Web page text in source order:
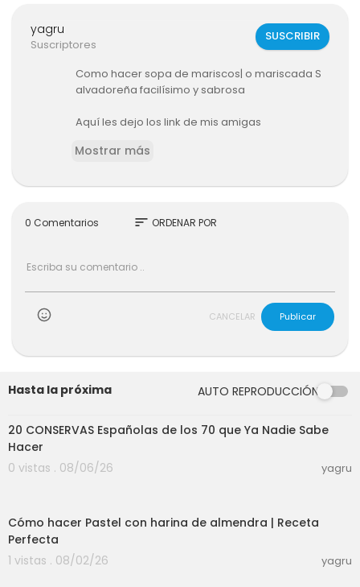
yagru
Suscriptores
SUSCRIBIR
Como hacer sopa de mariscos| o mariscada S
alvadoreña facilísimo y sabrosa
Aquí les dejo los link de mis amigas
Bianca Arévalo este es su Instagram para que l
Mostrar más
0 Comentarios sort ORDENAR POR
CANCELAR Publicar
Hasta la próxima AUTO REPRODUCCIÓN
27:30
20 CONSERVAS Españolas de los 70 que Ya Nadie Sabe
Hacer
0 vistas . 08/06/26
yagru
Cómo hacer Pastel con harina de almendra | Receta
Perfecta
1 vistas . 08/02/26
yagru